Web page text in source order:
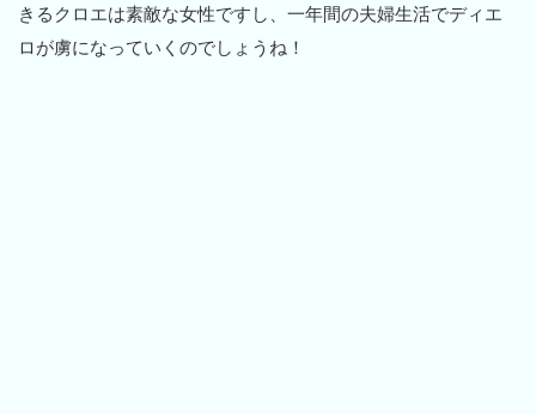
きるクロエは素敵な女性ですし、一年間の夫婦生活でディエ
ロが虜になっていくのでしょうね！